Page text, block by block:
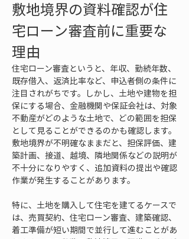
敷地境界の資料確認が住
宅ローン審査前に重要な
理由
住宅ローン審査というと、年収、勤続年数、
既存借入、返済比率など、申込者側の条件に
注目されがちです。しかし、土地や建物を担
保にする場合、金融機関や保証会社は、対象
不動産がどのような土地で、どの範囲を担保
として見ることができるのかも確認します。
敷地境界が不明確なままだと、担保評価、建
築計画、接道、越境、隣地関係などの説明が
不十分になりやすく、追加資料の提出や確認
作業が発生することがあります。
特に、土地を購入して住宅を建てるケースで
は、売買契約、住宅ローン審査、建築確認、
着工準備が短い期間で並行して進むことがあ